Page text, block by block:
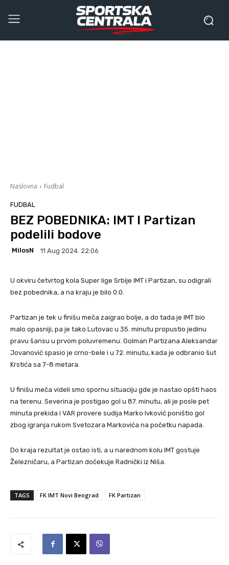
Naslovna Fudbal
FUDBAL
BEZ POBEDNIKA: IMT I Partizan
podelili bodove
MilosN 11 Aug 2024. 22:06
U okviru četvrtog kola Super lige Srbije IMT i Partizan, su odigrali
bez pobednika, a na kraju je bilo 0:0.
Partizan je tek u finišu meča zaigrao bolje, a do tada je IMT bio
malo opasniji, pa je tako Lutovac u 35. minutu propustio jedinu
pravu šansu u prvom poluvremenu. Golman Partizana Aleksandar
Jovanović spasio je crno-bele i u 72. minutu, kada je odbranio šut
Krstića sa 7-8 metara.
U finišu meča videli smo spornu situaciju gde je nastao opšti haos
na terenu. Severina je postigao gol u 87. minutu, ali je posle pet
minuta prekida i VAR provere sudija Marko Ivković poništio gol
zbog igranja rukom Svetozara Markovića na početku napada.
Do kraja rezultat je ostao isti, a u narednom kolu IMT gostuje
Železničaru, a Partizan dočekuje Radnički iz Niša.
TAGS FK IMT Novi Beograd FK Partizan